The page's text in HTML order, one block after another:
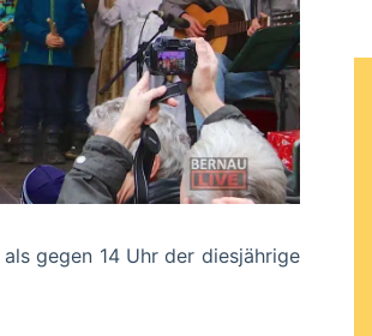
gegen 14 Uhr der diesjährige